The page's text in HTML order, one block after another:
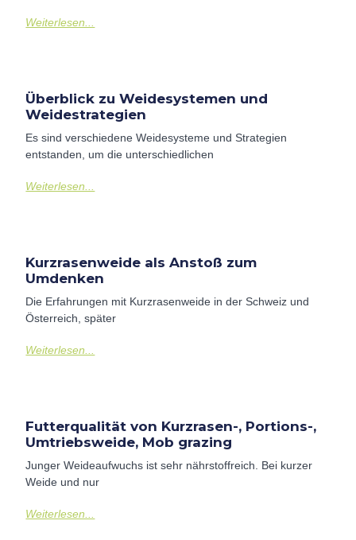
Weiterlesen...
Überblick zu Weidesystemen und
Weidestrategien
Es sind verschiedene Weidesysteme und Strategien
entstanden, um die unterschiedlichen
Weiterlesen...
Kurzrasenweide als Anstoß zum
Umdenken
Die Erfahrungen mit Kurzrasenweide in der Schweiz und
Österreich, später
Weiterlesen...
Futterqualität von Kurzrasen-, Portions-,
Umtriebsweide, Mob grazing
Junger Weideaufwuchs ist sehr nährstoffreich. Bei kurzer
Weide und nur
Weiterlesen...